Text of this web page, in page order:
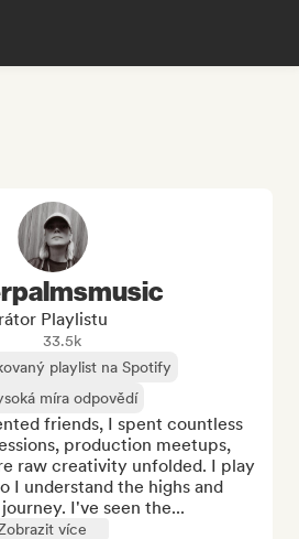
Playlistu
33.5k
playlist na Spotify
míra odpovědí
friends, I spent countless
production meetups,
raw creativity unfolded. I play
I understand the highs and
I've seen the...
více